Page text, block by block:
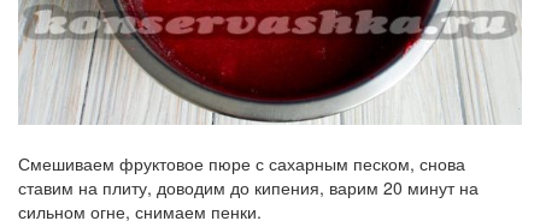
Смешиваем фруктовое пюре с сахарным песком, снова
ставим на плиту, доводим до кипения, варим 20 минут на
сильном огне, снимаем пенки.